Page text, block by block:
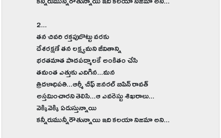
కన్నీరుమున్నీరౌతున్నాయి ఇది కలయా నిజమా అని...
2...
తన చివరి రక్తపుబొట్టు వరకు
దేశరక్షణే తన లక్ష్యమని జీవితాన్ని
భరతమాత పాదపద్మాలకే అంకితం చేసి
తమంత ఎత్తుకు ఎదిగిన...మన
త్రిదళాధిపతి...ఆర్మీ చీఫ్ జనరల్ బిపిన్ రావత్
అస్తమించారని తెలిసి...ఆ ఎవరెస్టు శిఖరాలు...
వెక్కివెక్కి ఏడుస్తున్నాయి
కన్నీరుమున్నీరౌతున్నాయి ఇది కలయా నిజమా అని...